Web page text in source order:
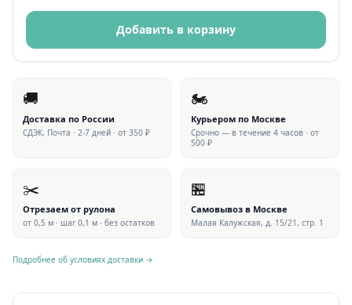
Добавить в корзину
🚚
Доставка по России
СДЭК, Почта · 2-7 дней · от 350 ₽
🏍
Курьером по Москве
Срочно — в течение 4 часов · от
500 ₽
✂️
Отрезаем от рулона
от 0,5 м · шаг 0,1 м · без остатков
🏪
Самовывоз в Москве
Малая Калужская, д. 15/21, стр. 1
Подробнее об условиях доставки →